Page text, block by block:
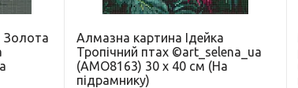
Золота
Алмазна картина Ідейка
Тропічний птах ©art_selena_ua
(AMO8163) 30 х 40 см (На
підрамнику)